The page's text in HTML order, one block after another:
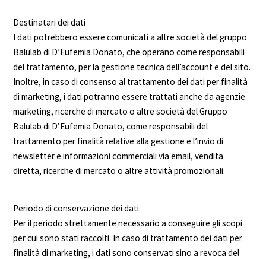
Destinatari dei dati
I dati potrebbero essere comunicati a altre società del gruppo
Balulab di D’Eufemia Donato, che operano come responsabili
del trattamento, per la gestione tecnica dell’account e del sito.
Inoltre, in caso di consenso al trattamento dei dati per finalità
di marketing, i dati potranno essere trattati anche da agenzie
marketing, ricerche di mercato o altre società del Gruppo
Balulab di D’Eufemia Donato, come responsabili del
trattamento per finalità relative alla gestione e l’invio di
newsletter e informazioni commerciali via email, vendita
diretta, ricerche di mercato o altre attività promozionali.
Periodo di conservazione dei dati
Per il periodo strettamente necessario a conseguire gli scopi
per cui sono stati raccolti. In caso di trattamento dei dati per
finalità di marketing, i dati sono conservati sino a revoca del